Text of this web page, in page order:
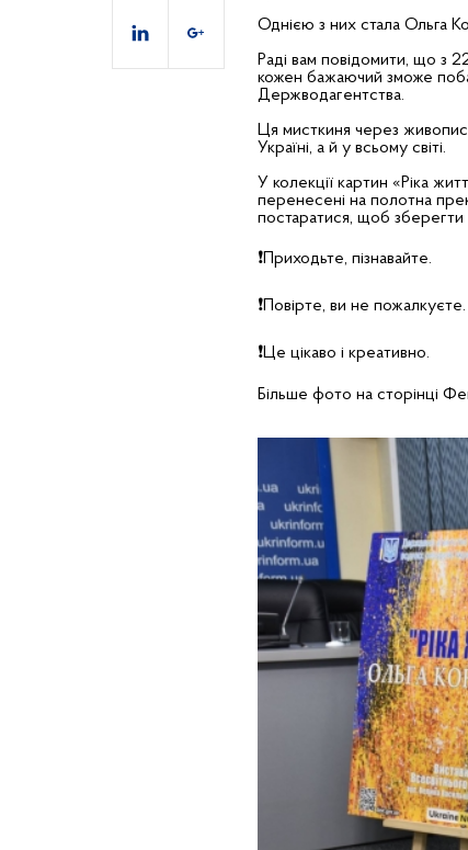
Однією з них стала Ольга
Раді вам повідомити, що з
кожен бажаючий зможе
Держводагентства.
Ця мисткиня через
Україні, а й у всьому світі.
У колекції картин «Ріка
перенесені на полотна
постаратися, щоб зберегти
❗️ Приходьте, пізнавайте.
❗️ Повірте, ви не пожалкуєте.
❗️Це цікаво і креативно.
Більше фото на сторінці